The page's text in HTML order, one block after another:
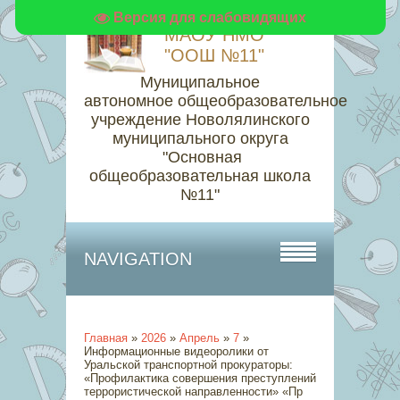
Версия для слабовидящих
МАОУ НМО
"ООШ №11"
Муниципальное
автономное общеобразовательное
учреждение Новолялинского
муниципального округа
"Основная
общеобразовательная школа
№11"
NAVIGATION
Главная » 2026 » Апрель » 7 »
Информационные видеоролики от
Уральской транспортной прокураторы:
«Профилактика совершения преступлений
террористической направленности» «Пр